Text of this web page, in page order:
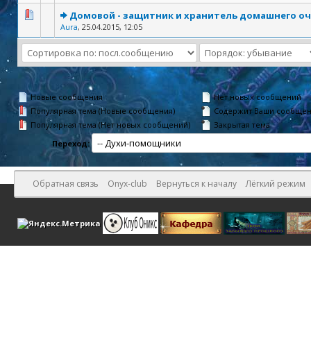
Домовой - защитник и хранитель домашнего
Aura, 25.04.2015, 12:05
Новые сообщения
Популярная тема (Новые сообщения)
Популярная тема (Нет новых сообщений)
Нет новых сообщений
Содержит Ваши
Закрытая тема
Переход:
Обратная связь Onyx-club Вернуться к началу Лёгкий режим